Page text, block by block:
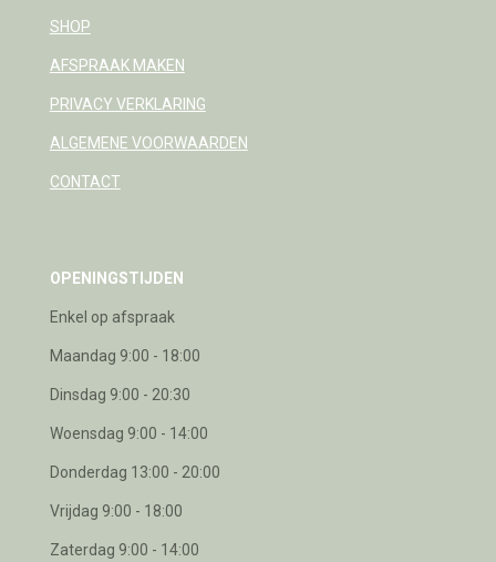
SHOP
AFSPRAAK MAKEN
PRIVACY VERKLARING
ALGEMENE VOORWAARDEN
CONTACT
OPENINGSTIJDEN
Enkel op afspraak
Maandag 9:00 - 18:00
Dinsdag 9:00 - 20:30
Woensdag 9:00 - 14:00
Donderdag 13:00 - 20:00
Vrijdag 9:00 - 18:00
Zaterdag 9:00 - 14:00